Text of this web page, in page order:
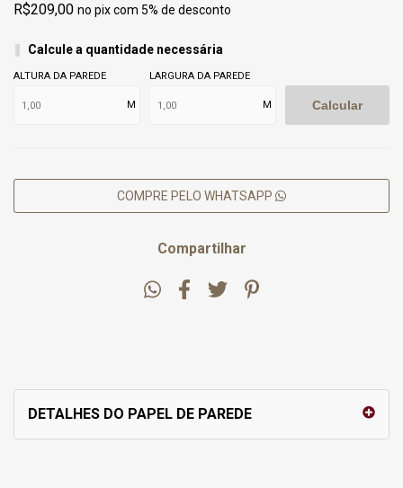
R$209,00 no pix com 5% de desconto
Calcule a quantidade necessária
ALTURA DA PAREDE
M
LARGURA DA PAREDE
M Calcular
COMPRE PELO WHATSAPP
Compartilhar
DETALHES DO PAPEL DE PAREDE